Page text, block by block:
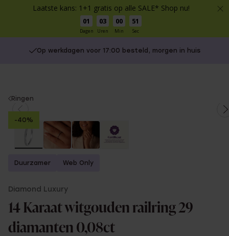
Laatste kans: 1+1 gratis op alle SALE* Shop nu!
01
Dagen
03
Uren
00
Min
51
Sec
Op werkdagen voor 17:00 besteld, morgen in huis
You
are
here:
Ringen
-40%
Duurzamer Web Only
Diamond Luxury
14 Karaat witgouden railring 29
diamanten 0,08ct